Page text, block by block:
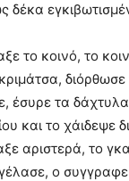
δέκα
το κοινό, το
έσυρε τα
και το χάιδεψε
αριστερά, το
ο